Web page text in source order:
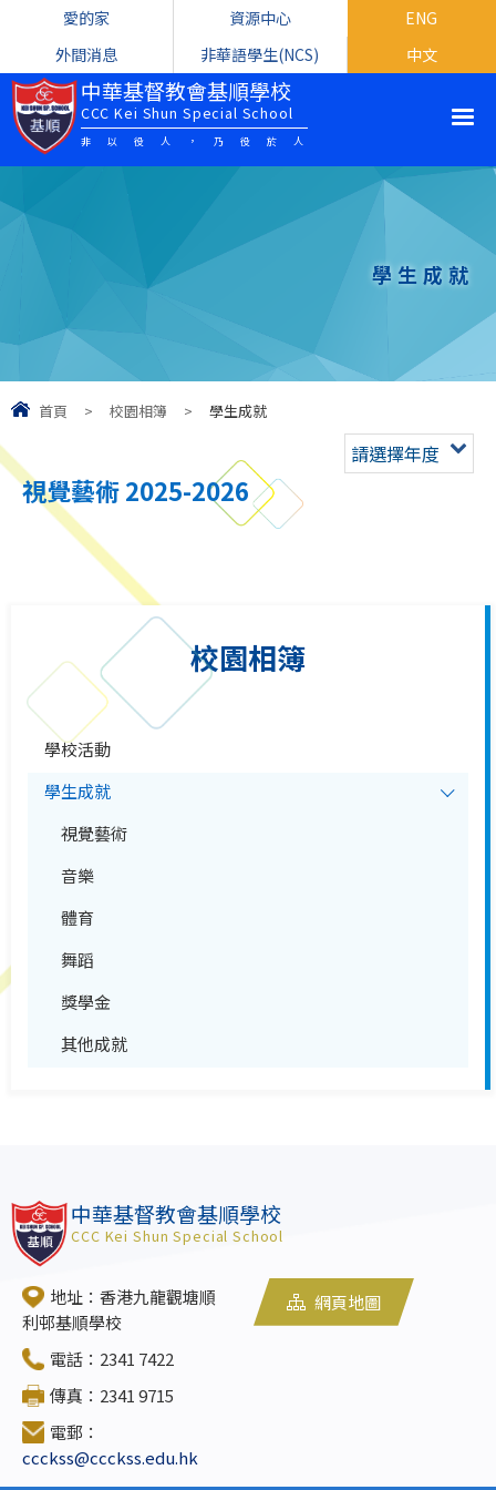
中華基督教會基順學校
CCC Kei Shun Special School
非以役人，乃役於人
ENG
中文
資源中心
愛的家
非華語學生(NCS)
外間消息
學生成就
首頁 > 校園相簿 > 學生成就
視覺藝術 2025-2026
請選擇年度
校園相簿
學校活動
學生成就
視覺藝術
音樂
體育
舞蹈
獎學金
其他成就
中華基督教會基順學校
CCC Kei Shun Special School
地址：香港九龍觀塘順
利邨基順學校
電話：2341 7422
傳真：2341 9715
電郵：
ccckss@ccckss.edu.hk
網頁地圖